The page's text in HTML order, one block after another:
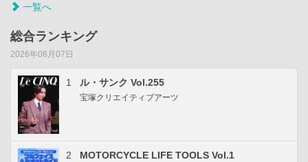
一覧へ
総合ランキング
2026年08月07日
1 ル・サンク Vol.255
宝塚クリエイティブアーツ
2 MOTORCYCLE LIFE TOOLS Vol.1